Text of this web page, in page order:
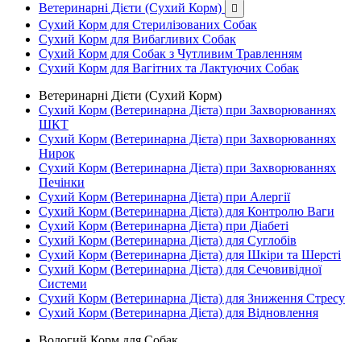
Ветеринарні Дієти (Сухий Корм)

Сухий Корм для Стерилізованих Собак
Сухий Корм для Вибагливих Собак
Сухий Корм для Собак з Чутливим Травленням
Сухий Корм для Вагітних та Лактуючих Собак
Ветеринарні Дієти (Сухий Корм)
Сухий Корм (Ветеринарна Дієта) при Захворюваннях
ШКТ
Сухий Корм (Ветеринарна Дієта) при Захворюваннях
Нирок
Сухий Корм (Ветеринарна Дієта) при Захворюваннях
Печінки
Сухий Корм (Ветеринарна Дієта) при Алергії
Сухий Корм (Ветеринарна Дієта) для Контролю Ваги
Сухий Корм (Ветеринарна Дієта) при Діабеті
Сухий Корм (Ветеринарна Дієта) для Суглобів
Сухий Корм (Ветеринарна Дієта) для Шкіри та Шерсті
Сухий Корм (Ветеринарна Дієта) для Сечовивідної
Системи
Сухий Корм (Ветеринарна Дієта) для Зниження Стресу
Сухий Корм (Ветеринарна Дієта) для Відновлення